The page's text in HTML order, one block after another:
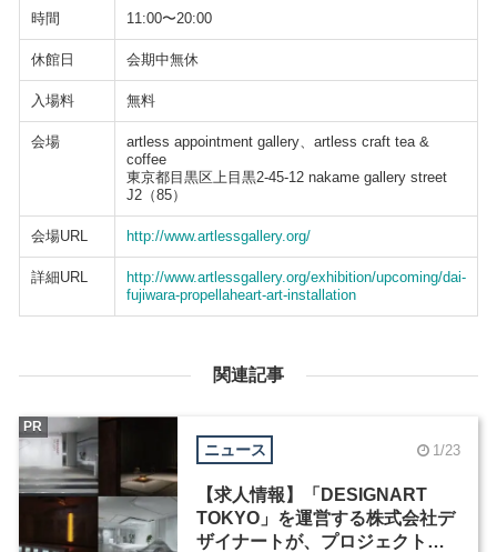
時間 11:00〜20:00
休館日 会期中無休
入場料 無料
会場
artless appointment gallery、artless craft tea &
coffee
東京都目黒区上目黒2-45-12 nakame gallery street
J2（85）
会場URL http://www.artlessgallery.org/
詳細URL
http://www.artlessgallery.org/exhibition/upcoming/dai-
fujiwara-propellaheart-art-installation
関連記事
ニュース 1/23
【求人情報】「DESIGNART
TOKYO」を運営する株式会社デ
ザイナートが、プロジェクトマ
PR